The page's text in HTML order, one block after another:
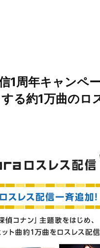
1周年キャンペ
る約1万曲のロ